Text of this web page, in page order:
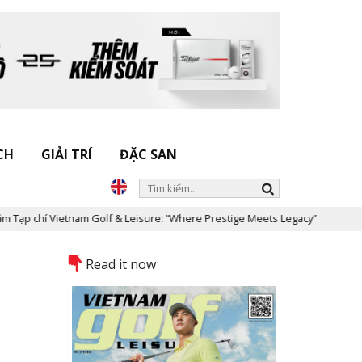
GIẢI TRÍ ĐẶC SAN
chí Vietnam Golf & Leisure: “Where Prestige Meets Legacy”
Read it now